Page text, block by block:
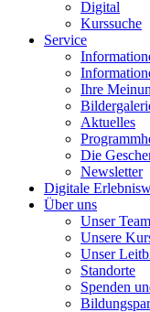
Digital
Kurssuche
Service
Ihre
Aktuelles
Die
Newsletter
Digitale
Über uns
Unser Team
Unsere
Unser
Standorte
Spenden